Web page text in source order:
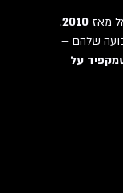
מאז2010
.
שלהם –
על